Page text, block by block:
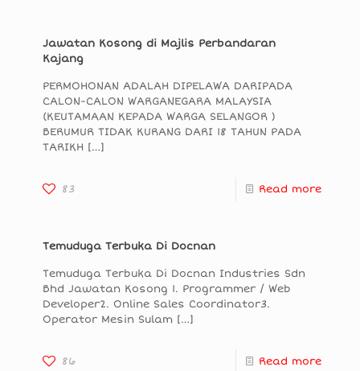
Jawatan Kosong di Majlis Perbandaran
Kajang
PERMOHONAN ADALAH DIPELAWA DARIPADA
CALON-CALON WARGANEGARA MALAYSIA
(KEUTAMAAN KEPADA WARGA SELANGOR )
BERUMUR TIDAK KURANG DARI 18 TAHUN PADA
TARIKH […]
83 Read more
Temuduga Terbuka Di Docnan
Temuduga Terbuka Di Docnan Industries Sdn
Bhd Jawatan Kosong 1. Programmer / Web
Developer2. Online Sales Coordinator3.
Operator Mesin Sulam […]
86 Read more